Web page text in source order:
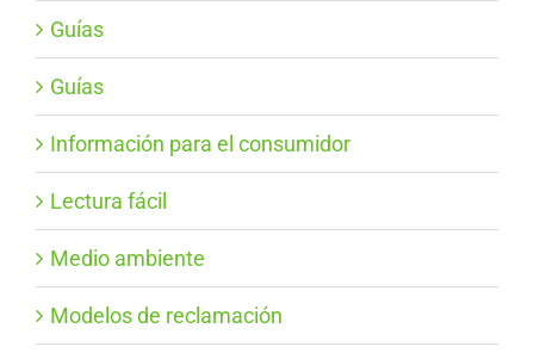
Guías
Guías
Información para el consumidor
Lectura fácil
Medio ambiente
Modelos de reclamación